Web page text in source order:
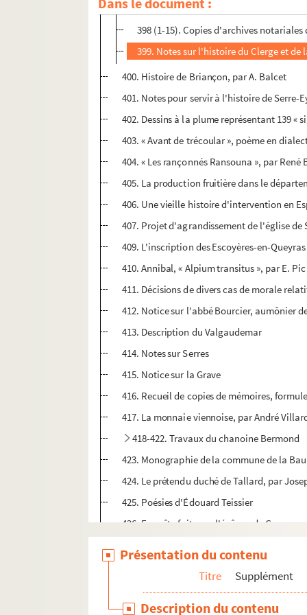
397 (1-14). Fiches relatives à l'histoire
398 (1-15). Copies d'archives notariales
399. Notes sur l'histoire du Clerge et de
400. Histoire de Briançon, par A. Balcet
401. Notes pour servir à l'histoire de Serre-
402. Dessins à la plume représentant 139
403. « Avant de trécoular », poème en
404. « Les rançonnés Ransouna », par René
405. La production fruitière dans le
406. Une vieille histoire d'intervention en
407. Projet d'agrandissement de l'église de
409. L'inscription des Escoyères-en-Queyras
410. Annibal, « Alpium transitus », par E. Pic
411. Décisions de divers cas de morale
412. Notice sur l'abbé Bourcier, aumônier
413. Description du Valgaudemar
414. Notes sur Serres
415. Notice sur la Grave
416. Recueil de copies de mémoires,
417. La monnaie viennoise, par André
418-422. Travaux du chanoine Bermond
423. Monographie de la commune de la
424. Le prétendu duché de Tallard, par
425. Poésies d'Édouard Teissier
426. Enquête faite par l'évêque de Gap,
430. Aux générations futures, par le Dr
Présentation du contenu
Titre Supplément
Description du contenu